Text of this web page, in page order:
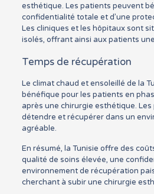
esthétique. Les patients peuvent
confidentialité totale et d’une
Les cliniques et les hôpitaux sont
isolés, offrant ainsi aux patients
Temps de récupération
Le climat chaud et ensoleillé de la
bénéfique pour les patients en
après une chirurgie esthétique.
détendre et récupérer dans un
agréable.
En résumé, la Tunisie offre des
qualité de soins élevée, une
environnement de récupération
cherchant à subir une chirurgie